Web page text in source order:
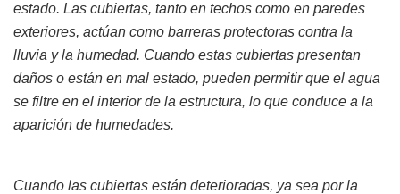
estado. Las cubiertas, tanto en techos como en paredes
exteriores, actúan como barreras protectoras contra la
lluvia y la humedad. Cuando estas cubiertas presentan
daños o están en mal estado, pueden permitir que el agua
se filtre en el interior de la estructura, lo que conduce a la
aparición de humedades.
Cuando las cubiertas están deterioradas, ya sea por la